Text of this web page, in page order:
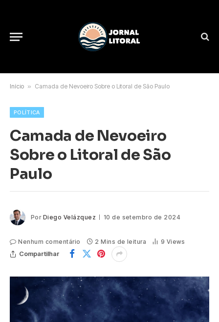
Início » Camada de Nevoeiro Sobre o Litoral de São Paulo
POLÍTICA
Camada de Nevoeiro
Sobre o Litoral de São
Paulo
Por Diego Velázquez 10 de setembro de 2024
Nenhum comentário 2 Mins de leitura 9 Views
Compartilhar